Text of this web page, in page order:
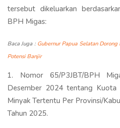
tersebut dikeluarkan
BPH Migas:
Baca Juga : Gubernur Papua Selatan
Potensi Banjir
1. Nomor 65/P3JBT/BPH
Desember 2024 tentang Kuota
Minyak Tertentu Per Provinsi/
Tahun 2025.